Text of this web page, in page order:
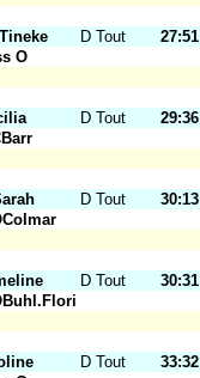
D Tout Ages27:51
O
D Tout Ages29:36
D Tout Ages30:13
D Tout Ages30:31
D Tout Ages33:32